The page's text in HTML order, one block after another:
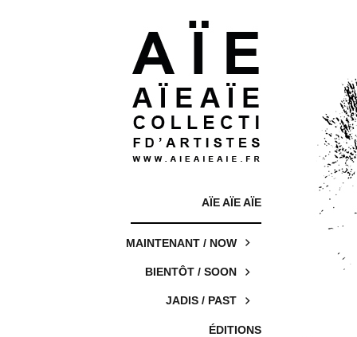
AÏE AÏE AÏE
MAINTENANT / NOW
BIENTÔT / SOON
JADIS / PAST
ÉDITIONS